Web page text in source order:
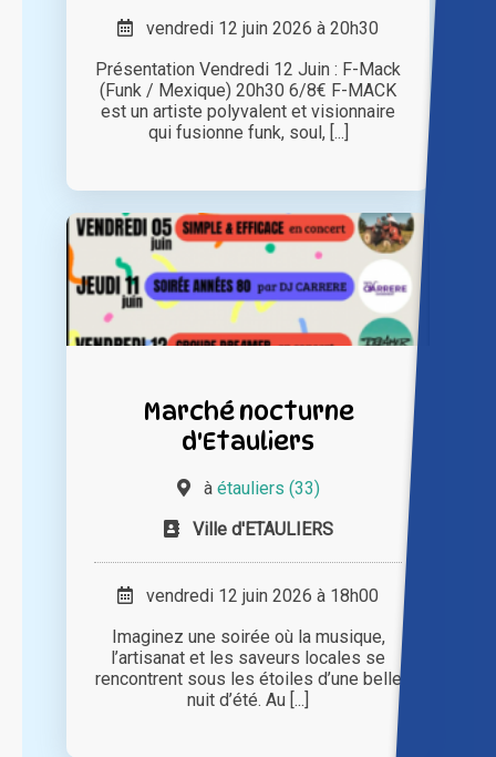
vendredi 12 juin 2026 à 20h30
Présentation Vendredi 12 Juin : F-Mack
(Funk / Mexique) 20h30 6/8€ F-MACK
est un artiste polyvalent et visionnaire
qui fusionne funk, soul, [...]
Marché nocturne
d'Etauliers
à étauliers (33)
Ville d'ETAULIERS
vendredi 12 juin 2026 à 18h00
Imaginez une soirée où la musique,
l’artisanat et les saveurs locales se
rencontrent sous les étoiles d’une belle
nuit d’été. Au [...]